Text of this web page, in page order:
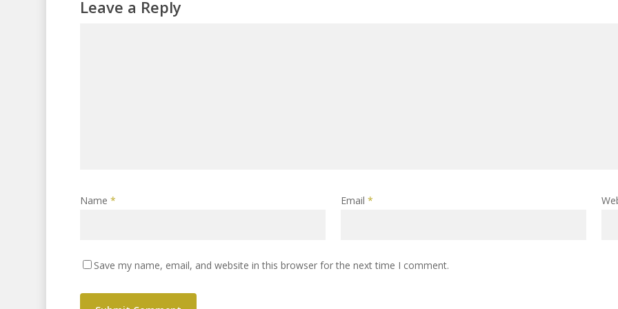
Leave a Reply
Name * Email *
Save my name, email, and website in this browser for the next time I comment.